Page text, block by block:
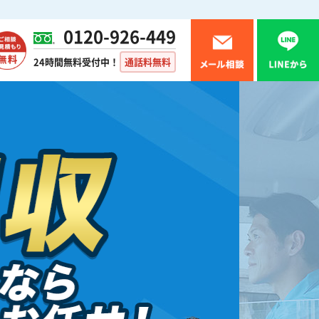
0120-926-449
24時間無料受付中！ 通話料無料